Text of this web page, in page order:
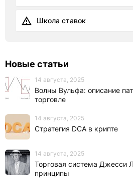
Школа ставок
Новые статьи
14 августа, 2025
Волны Вульфа: описание
торговле
14 августа, 2025
Стратегия DCA в крипте
14 августа, 2025
Торговая система Джесси
принципы